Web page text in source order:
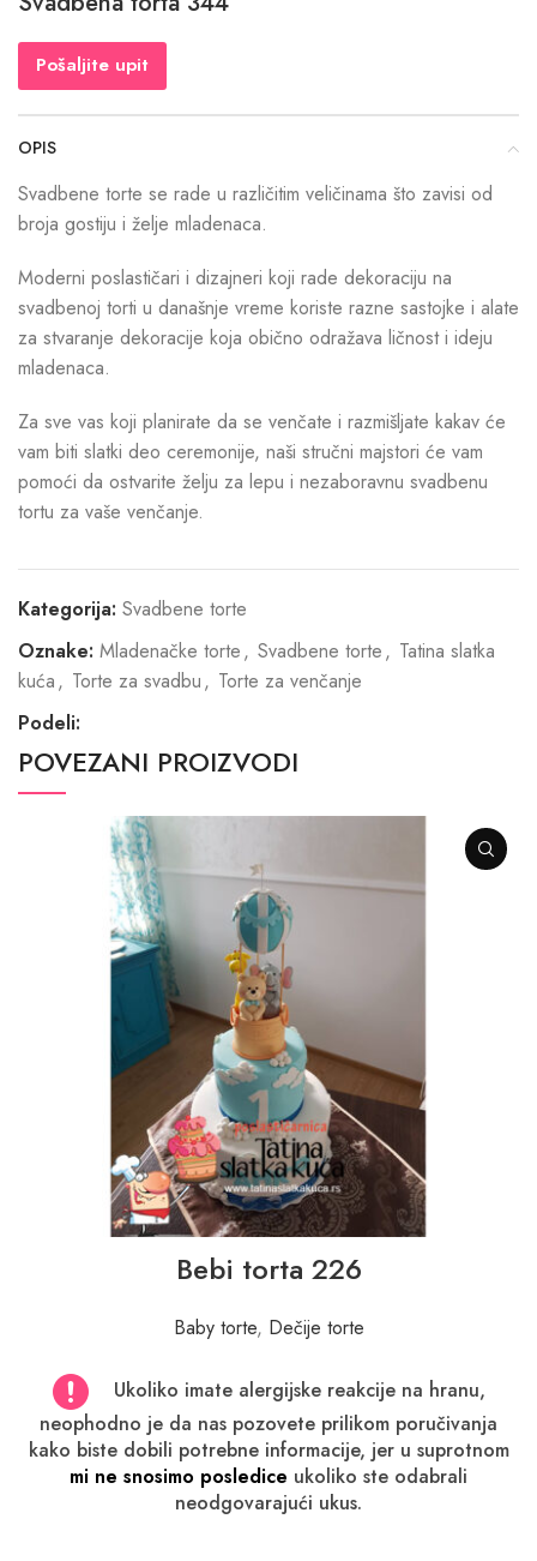
Pošaljite upit
OPIS
Svadbene torte se rade u različitim veličinama što zavisi od
broja gostiju i želje mladenaca.
Moderni poslastičari i dizajneri koji rade dekoraciju na
svadbenoj torti u današnje vreme koriste razne sastojke i alate
za stvaranje dekoracije koja obično odražava ličnost i ideju
mladenaca.
Za sve vas koji planirate da se venčate i razmišljate kakav će
vam biti slatki deo ceremonije, naši stručni majstori će vam
pomoći da ostvarite želju za lepu i nezaboravnu svadbenu
tortu za vaše venčanje.
Kategorija: Svadbene torte
Oznake: Mladenačke torte, Svadbene torte, Tatina slatka
kuća, Torte za svadbu, Torte za venčanje
Podeli:
POVEZANI PROIZVODI
Bebi torta 226
Baby torte, Dečije torte
Ukoliko imate alergijske reakcije na hranu,
neophodno je da nas pozovete prilikom poručivanja
kako biste dobili potrebne informacije, jer u suprotnom
mi ne snosimo posledice ukoliko ste odabrali
neodgovarajući ukus.